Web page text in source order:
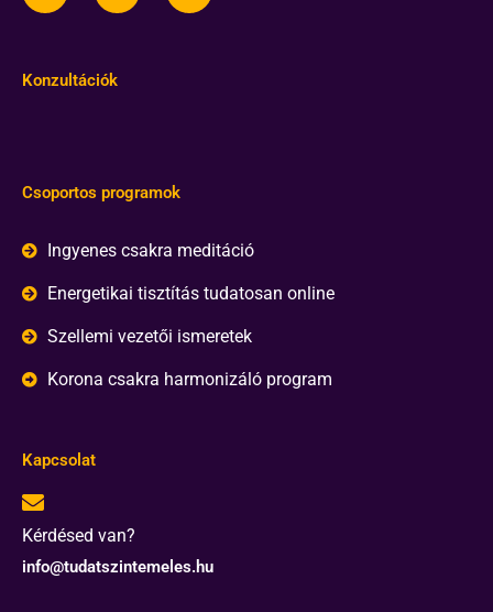
Konzultációk
Csoportos programok
Ingyenes csakra meditáció
Energetikai tisztítás tudatosan online
Szellemi vezetői ismeretek
Korona csakra harmonizáló program
Kapcsolat
Kérdésed van?
info@tudatszintemeles.hu